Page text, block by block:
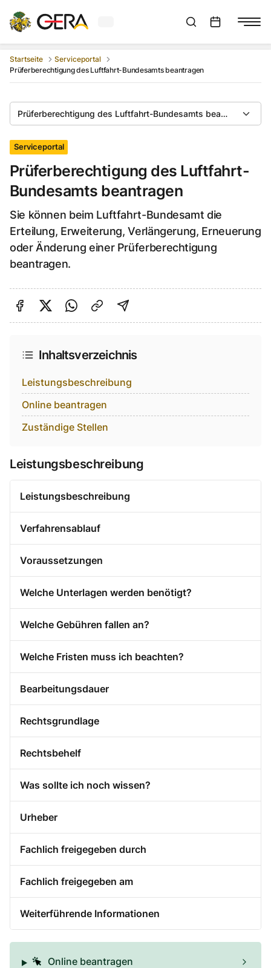
Aktuelles Wetter in GeraSuchleiste anzeigen
Startseite
Serviceportal
Prüferberechtigung des Luftfahrt-Bundesamts beantragen
Prüferberechtigung des Luftfahrt-Bundesamts beantragen
Serviceportal
Prüferberechtigung des Luftfahrt-
Bundesamts beantragen
Sie können beim Luftfahrt-Bundesamt die
Erteilung, Erweiterung, Verlängerung, Erneuerung
oder Änderung einer Prüferberechtigung
beantragen.
Auf Facebook teilen
Auf Twitter teilen
Per Link teilen
shareViaEmail
Inhaltsverzeichnis
Leistungsbeschreibung
Online beantragen
Zuständige Stellen
Leistungsbeschreibung
Leistungsbeschreibung
Verfahrensablauf
Voraussetzungen
Welche Unterlagen werden benötigt?
Welche Gebühren fallen an?
Welche Fristen muss ich beachten?
Bearbeitungsdauer
Rechtsgrundlage
Rechtsbehelf
Was sollte ich noch wissen?
Urheber
Fachlich freigegeben durch
Fachlich freigegeben am
Weiterführende Informationen
Online beantragen